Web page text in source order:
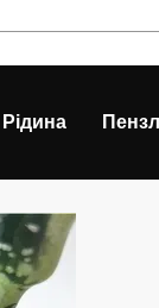
Рідина